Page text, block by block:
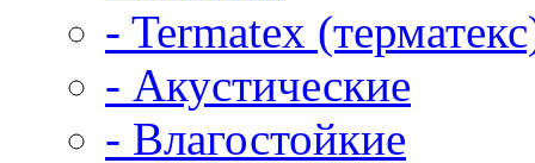
- Termatex
- Акустические
- Влагостойкие